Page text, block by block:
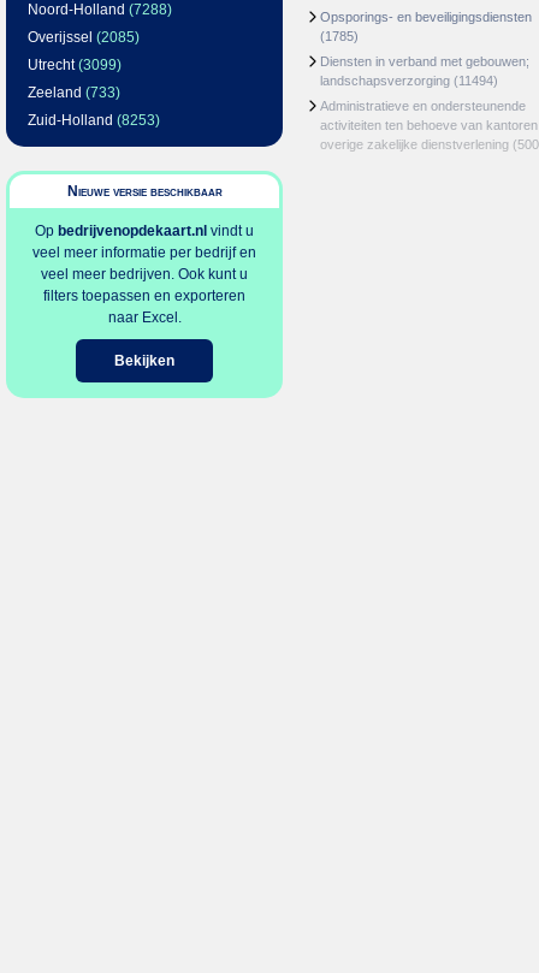
Noord-Holland (7288)
Overijssel (2085)
Utrecht(3099)
Zeeland (733)
Zuid-Holland (8253)
Nieuwe versie beschikbaar
Op bedrijvenopdekaart.nl vindt u
veel meer informatie per bedrijf en
veel meer bedrijven. Ook kunt u
filters toepassen en exporteren
naar Excel.
Bekijken
Opsporings- en beveiligingsdiensten
(1785)
Diensten in verband met gebouwen;
landschapsverzorging (11494)
Administratieve en ondersteunende
activiteiten ten behoeve van
overige zakelijke dienstverlening